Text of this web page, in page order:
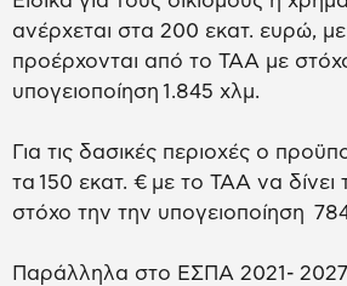
ανέρχεται στα 200 εκατ. ευρώ,
προέρχονται από το ΤΑΑ με
υπογειοποίηση 1.845 χλμ.
Για τις δασικές περιοχές ο
τα 150 εκατ. € με το ΤΑΑ να δίνει
στόχο την την υπογειοποίηση
Παράλληλα στο ΕΣΠΑ 2021- 2027